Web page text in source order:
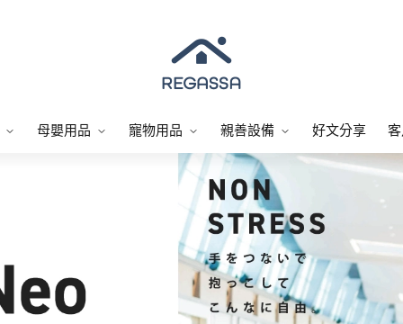
母嬰用品 寵物用品 親善設備 好文分享